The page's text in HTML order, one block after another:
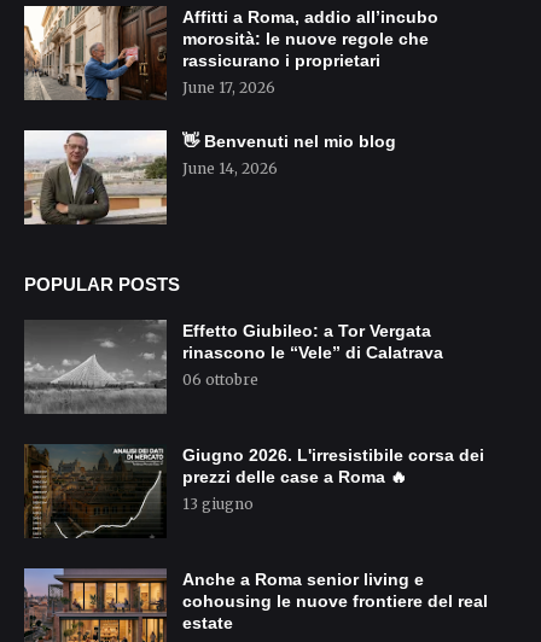
Affitti a Roma, addio all’incubo
morosità: le nuove regole che
rassicurano i proprietari
June 17, 2026
👋 Benvenuti nel mio blog
June 14, 2026
POPULAR POSTS
Effetto Giubileo: a Tor Vergata
rinascono le “Vele” di Calatrava
06 ottobre
Giugno 2026. L'irresistibile corsa dei
prezzi delle case a Roma 🔥
13 giugno
Anche a Roma senior living e
cohousing le nuove frontiere del real
estate